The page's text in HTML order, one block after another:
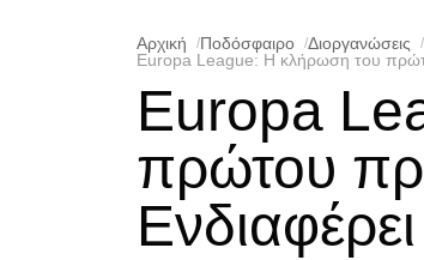
Αρχική Ποδόσφαιρο Διοργανώσεις
Europa League: Η κλήρωση του
Europa
πρώτου